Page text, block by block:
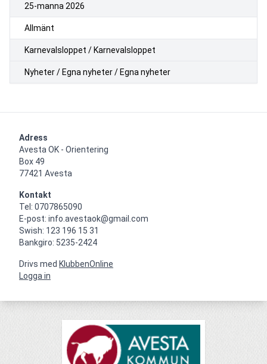
25-manna 2026
Allmänt
Karnevalsloppet / Karnevalsloppet
Nyheter / Egna nyheter / Egna nyheter
Adress
Avesta OK - Orientering
Box 49
77421 Avesta
Kontakt
Tel: 0707865090
E-post: info.avestaok@gmail.com
Swish: 123 196 15 31
Bankgiro: 5235-2424
Drivs med KlubbenOnline
Logga in